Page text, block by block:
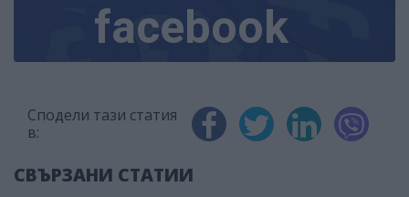
facebook
Сподели тази статия
в:
СВЪРЗАНИ СТАТИИ